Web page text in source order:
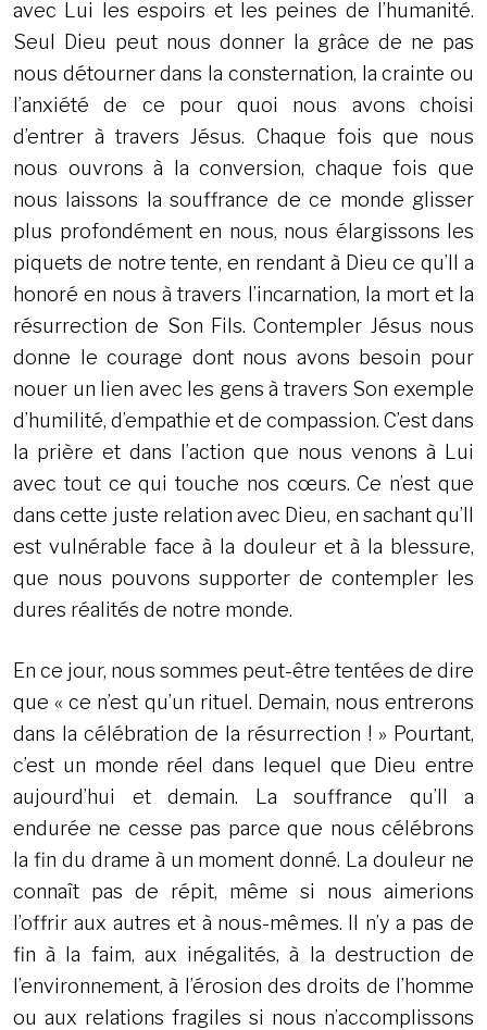
avec Lui les espoirs et les peines de l’humanité.
Seul Dieu peut nous donner la grâce de ne pas
nous détourner dans la consternation, la crainte ou
l’anxiété de ce pour quoi nous avons choisi
d’entrer à travers Jésus. Chaque fois que nous
nous ouvrons à la conversion, chaque fois que
nous laissons la souffrance de ce monde glisser
plus profondément en nous, nous élargissons les
piquets de notre tente, en rendant à Dieu ce qu’Il a
honoré en nous à travers l’incarnation, la mort et la
résurrection de Son Fils. Contempler Jésus nous
donne le courage dont nous avons besoin pour
nouer un lien avec les gens à travers Son exemple
d’humilité, d’empathie et de compassion. C’est dans
la prière et dans l’action que nous venons à Lui
avec tout ce qui touche nos cœurs. Ce n’est que
dans cette juste relation avec Dieu, en sachant qu’Il
est vulnérable face à la douleur et à la blessure,
que nous pouvons supporter de contempler les
dures réalités de notre monde.
En ce jour, nous sommes peut-être tentées de dire
que « ce n’est qu’un rituel. Demain, nous entrerons
dans la célébration de la résurrection ! » Pourtant,
c’est un monde réel dans lequel que Dieu entre
aujourd’hui et demain. La souffrance qu’Il a
endurée ne cesse pas parce que nous célébrons
la fin du drame à un moment donné. La douleur ne
connaît pas de répit, même si nous aimerions
l’offrir aux autres et à nous-mêmes. Il n’y a pas de
fin à la faim, aux inégalités, à la destruction de
l’environnement, à l’érosion des droits de l’homme
ou aux relations fragiles si nous n’accomplissons